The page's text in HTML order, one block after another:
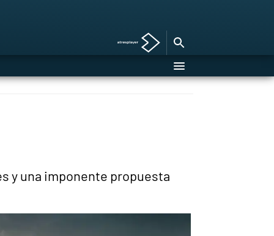
y una imponente propuesta